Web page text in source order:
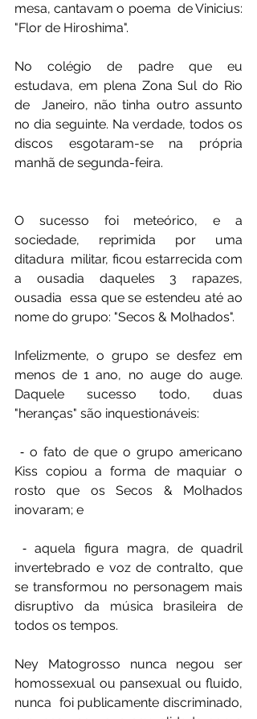
mesa, cantavam o poema  de Vinicius:
"Flor de Hiroshima".
No colégio de padre que eu
estudava, em plena Zona Sul do Rio
de  Janeiro, não tinha outro assunto
no dia seguinte. Na verdade, todos os
discos esgotaram-se na própria
manhã de segunda-feira.
O sucesso foi meteórico, e a
sociedade, reprimida por uma
ditadura  militar, ficou estarrecida com
a ousadia daqueles 3 rapazes,
ousadia  essa que se estendeu até ao
nome do grupo: "Secos & Molhados".
Infelizmente, o grupo se desfez em
menos de 1 ano, no auge do auge.
Daquele sucesso todo, duas
"heranças" são inquestionáveis:
⁃ o fato de que o grupo americano
Kiss copiou a forma de maquiar o
rosto que os Secos & Molhados
inovaram; e
⁃ aquela figura magra, de quadril
invertebrado e voz de contralto, que
se transformou no personagem mais
disruptivo da música brasileira de
todos os tempos.
Ney Matogrosso nunca negou ser
homossexual ou pansexual ou fluido,
nunca  foi publicamente discriminado,